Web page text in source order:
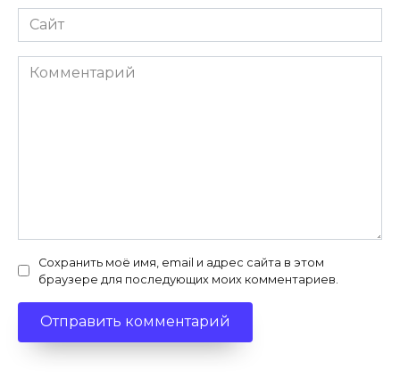
Сайт
Комментарий
Сохранить моё имя, email и адрес сайта в этом
браузере для последующих моих комментариев.